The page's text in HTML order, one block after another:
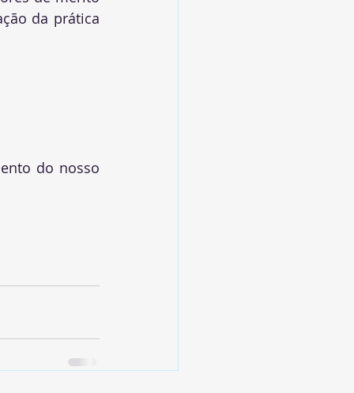
da prática
do nosso